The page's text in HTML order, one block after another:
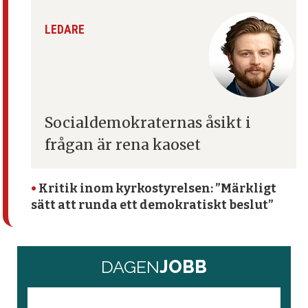
LEDARE
Socialdemokraternas åsikt i
frågan är rena kaoset
• Kritik inom kyrko­styrelsen: ”Märkligt
sätt att runda ett demokratiskt beslut”